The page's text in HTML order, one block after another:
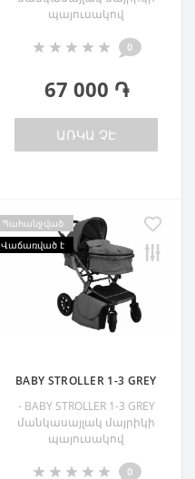
պայուսակով
0
67 000 ֏
ԱՌԿԱ ՉԷ
Պահանջված
Վաճառված է
BABY STROLLER 1-3 GREY
- BABY STROLLER 1-3 GREY
մանկասայլակ մայրիկի
պայուսակով
0